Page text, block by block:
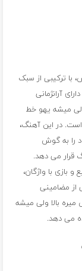
با ترکیبی از سبک
آرانژمانی
میشه یهو خط
در این آهنگ،
را به گوش
قرار می دهد.
بازی با واژگان،
از مضامینی
بالا ولی میشه
می دهد.